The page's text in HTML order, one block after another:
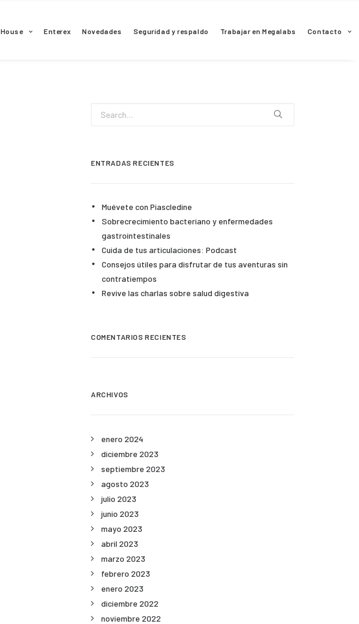
Enterex Novedades Seguridad y respaldo Trabajar en Megalabs Contacto
ENTRADAS RECIENTES
Muévete con Piascledine
Sobrecrecimiento bacteriano y enfermedades
gastrointestinales
Cuida de tus articulaciones: Podcast
Consejos útiles para disfrutar de tus aventuras sin
contratiempos
Revive las charlas sobre salud digestiva
COMENTARIOS RECIENTES
ARCHIVOS
enero 2024
diciembre 2023
septiembre 2023
agosto 2023
julio 2023
junio 2023
mayo 2023
abril 2023
marzo 2023
febrero 2023
enero 2023
diciembre 2022
noviembre 2022